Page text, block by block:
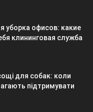
уборка офисов: какие
клининговая служба
для собак: коли
підтримувати